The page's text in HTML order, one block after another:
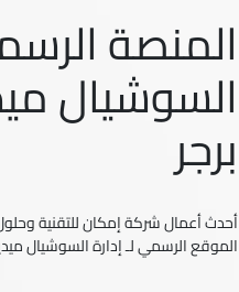
المنصة
السوشيال
برجر
أحدث أعمال شركة إمكان للتقنية
الموقع الرسمي لـ إدارة السوشيال